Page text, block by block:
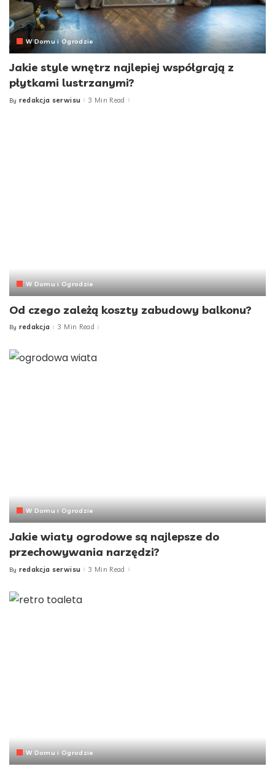
W Domu i Ogrodzie
Jakie style wnętrz najlepiej współgrają z
płytkami lustrzanymi?
Posted
By redakcja serwisu 3 Min Read
W Domu i Ogrodzie
Od czego zależą koszty zabudowy balkonu?
Posted
By redakcja 3 Min Read
W Domu i Ogrodzie
Jakie wiaty ogrodowe są najlepsze do
przechowywania narzędzi?
Posted
By redakcja serwisu 3 Min Read
W Domu i Ogrodzie